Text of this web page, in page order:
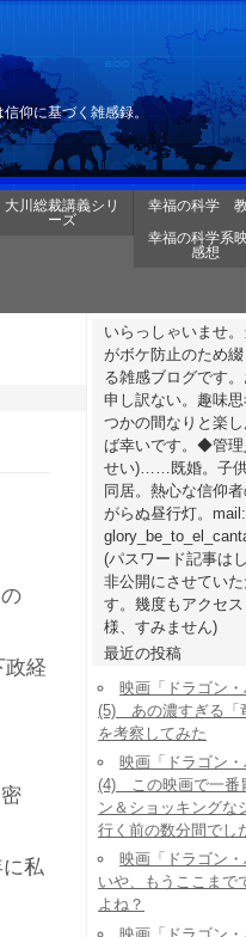
仰に基づく雑感録。
大川総裁講義シリ
ーズ
幸福の科学
幸福の科学系
感想
政経
私
いらっしゃいませ
がボケ防止のため
る雑感ブログです
申し訳ない。趣味思
つかの間なりと楽
ば幸いです。◆管理
せい)……既婚。子供
同居。熱心な信仰
がらぬ昼行灯。mail:
(パスワード記事は
非公開にさせてい
す。幾度もアクセ
様、すみません)
最近の投稿
映画「ドラゴン
(5) あの濃すぎる「
を考察してみた
映画「ドラゴン
(4) この映画で一番
ン＆ショッキングな
行く前の数分間でし
映画「ドラゴン
いや、もうここまで
よね？